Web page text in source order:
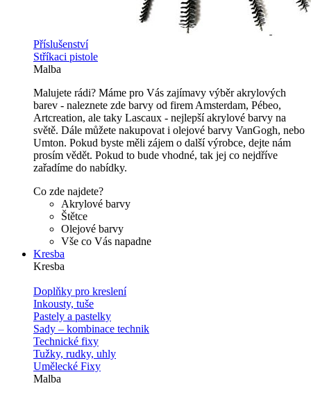
Příslušenství
Stříkaci pistole
Malba
Malujete rádi? Máme pro Vás zajímavy výběr akrylových
barev - naleznete zde barvy od firem Amsterdam, Pébeo,
Artcreation, ale taky Lascaux - nejlepší akrylové barvy na
světě. Dále můžete nakupovat i olejové barvy VanGogh, nebo
Umton. Pokud byste měli zájem o další výrobce, dejte nám
prosím vědět. Pokud to bude vhodné, tak jej co nejdříve
zařadíme do nabídky.
Co zde najdete?
Akrylové barvy
Štětce
Olejové barvy
Vše co Vás napadne
Kresba
Kresba
Doplňky pro kreslení
Inkousty, tuše
Pastely a pastelky
Sady – kombinace technik
Technické fixy
Tužky, rudky, uhly
Umělecké Fixy
Malba